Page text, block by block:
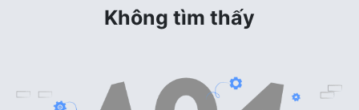
Không tìm thấy